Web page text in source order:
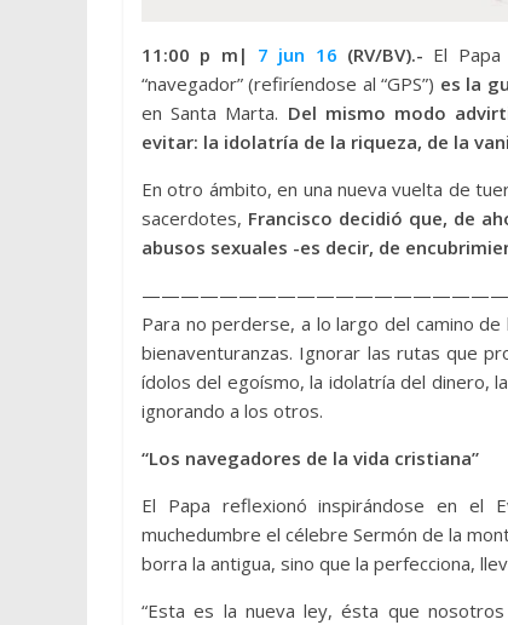
11:00 p m| 7 jun 16 (RV/BV).- El
“navegador” (refiríendose al “GPS”) es la
en Santa Marta. Del mismo modo
evitar: la idolatría de la riqueza, de la
En otro ámbito, en una nueva vuelta de
sacerdotes, Francisco decidió que, de
abusos sexuales -es decir, de
Para no perderse, a lo largo del camino
bienaventuranzas. Ignorar las rutas que
ídolos del egoísmo, la idolatría del dinero,
ignorando a los otros.
“Los navegadores de la vida cristiana”
El Papa reflexionó inspirándose en el
muchedumbre el célebre Sermón de la
borra la antigua, sino que la perfecciona,
“Esta es la nueva ley, ésta que nosotros